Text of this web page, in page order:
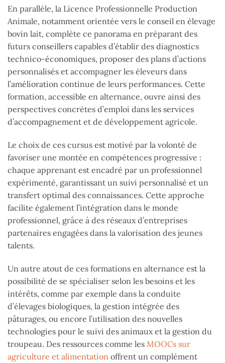
En parallèle, la Licence Professionnelle Production
Animale, notamment orientée vers le conseil en élevage
bovin lait, complète ce panorama en préparant des
futurs conseillers capables d’établir des diagnostics
technico-économiques, proposer des plans d’actions
personnalisés et accompagner les éleveurs dans
l’amélioration continue de leurs performances. Cette
formation, accessible en alternance, ouvre ainsi des
perspectives concrètes d’emploi dans les services
d’accompagnement et de développement agricole.
Le choix de ces cursus est motivé par la volonté de
favoriser une montée en compétences progressive :
chaque apprenant est encadré par un professionnel
expérimenté, garantissant un suivi personnalisé et un
transfert optimal des connaissances. Cette approche
facilite également l’intégration dans le monde
professionnel, grâce à des réseaux d’entreprises
partenaires engagées dans la valorisation des jeunes
talents.
Un autre atout de ces formations en alternance est la
possibilité de se spécialiser selon les besoins et les
intérêts, comme par exemple dans la conduite
d’élevages biologiques, la gestion intégrée des
pâturages, ou encore l’utilisation des nouvelles
technologies pour le suivi des animaux et la gestion du
troupeau. Des ressources comme les MOOCs sur
agriculture et alimentation offrent un complément